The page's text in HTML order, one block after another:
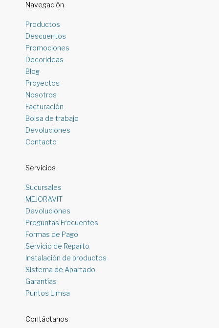
Navegación
Productos
Descuentos
Promociones
Decorideas
Blog
Proyectos
Nosotros
Facturación
Bolsa de trabajo
Devoluciones
Contacto
Servicios
Sucursales
MEJORAVIT
Devoluciones
Preguntas Frecuentes
Formas de Pago
Servicio de Reparto
Instalación de productos
Sistema de Apartado
Garantías
Puntos Limsa
Contáctanos